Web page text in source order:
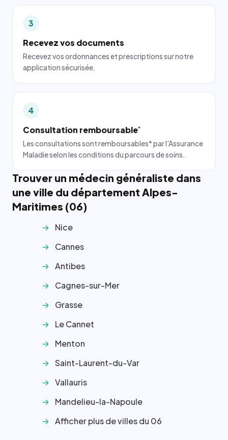
3
Recevez vos documents
Recevez vos ordonnances et prescriptions sur notre
application sécurisée.
4
Consultation remboursable*
Les consultations sont remboursables* par l'Assurance
Maladie selon les conditions du parcours de soins.
Trouver un médecin généraliste dans
une ville du département Alpes-
Maritimes (06)
Nice
Cannes
Antibes
Cagnes-sur-Mer
Grasse
Le Cannet
Menton
Saint-Laurent-du-Var
Vallauris
Mandelieu-la-Napoule
Afficher plus de villes du 06